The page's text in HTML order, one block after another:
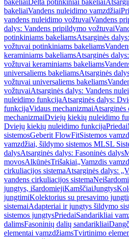
bakeliaiDelta potinkiniai bakeliai
bakeliaiVandens nuleidimo vamzdžiai
vandens nuleidimo vožtuvaiVandens
dalys: Vandens pripildymo vožtuvai
potinkiniams bakeliamsAtsarginės
vožtuvai potinkiniams bakeliams
keraminiams bakeliamsAtsarginės
vožtuvai keraminiams bakeliams
universaliems bakeliamsAtsarginės
vožtuvai universaliems bakeliams
vožtuvaiAtsarginės dalys: Vandens
nuleidimo funkcijaAtsarginės dalys:
funkcijaVidaus mechanizmaiAtsarginės
mechanizmaiDviejų kiekių nuleidimo
Dviejų kiekių nuleidimo funkcijaPriedai
sistemosGeberit FlowFitSistemos
vamzdžiai, šildymo sistemos MLSL
dalysAtsarginės dalys: Fasoninės dalys
movosAlkūnėsTrišakiai„Vamzdis
cirkuliacijos sistemaAtsarginės dalys:
vandens cirkuliacijos sistema
jungtys, išardomiejiKamščiaiJungtys
jungtimiKolektorius su presavimo
sistemaiAdapteriai ir jungtys šildymo
sistemos jungtysPriedaiSandarikliai
dalimsFasoninių dalių sandarikliai
elementai vamzdžiamsTvirtinimo